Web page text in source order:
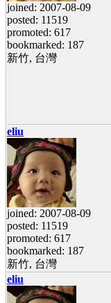
joined: 2007-08-09
posted: 11519
promoted: 617
bookmarked: 187
新竹, 台灣
eliu
joined: 2007-08-09
posted: 11519
promoted: 617
bookmarked: 187
新竹, 台灣
eliu